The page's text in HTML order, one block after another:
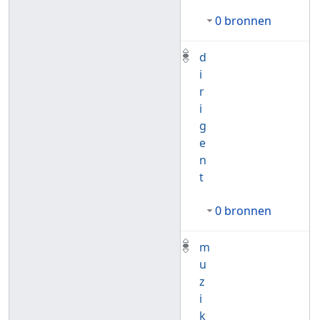
0 bronnen
d
i
r
i
g
e
n
t
0 bronnen
m
u
z
i
k